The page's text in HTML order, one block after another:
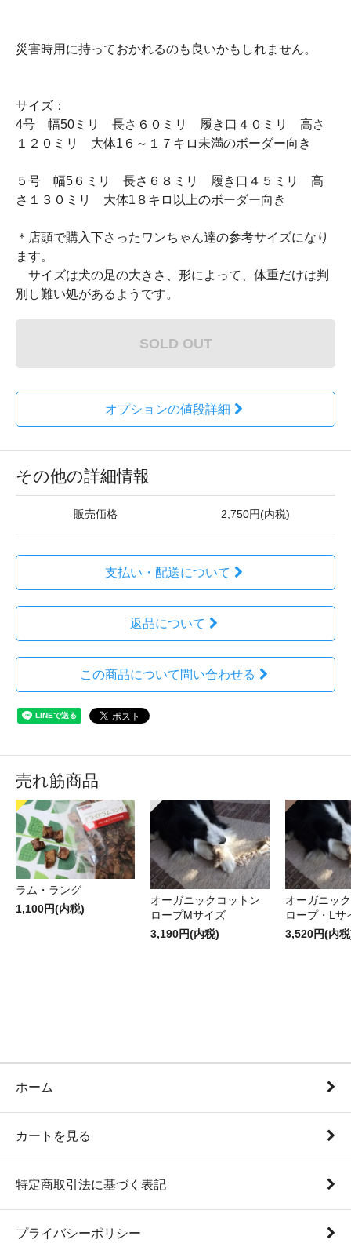
災害時用に持っておかれるのも良いかもしれません。
サイズ：
4号 幅50ミリ 長さ６０ミリ 履き口４０ミリ 高さ
１２０ミリ 大体1６～１７キロ未満のボーダー向き
５号 幅5６ミリ 長さ６８ミリ 履き口４５ミリ 高
さ１３０ミリ 大体1８キロ以上のボーダー向き
＊店頭で購入下さったワンちゃん達の参考サイズになり
ます。
サイズは犬の足の大きさ、形によって、体重だけは判
別し難い処があるようです。
SOLD OUT
オプションの値段詳細
その他の詳細情報
販売価格 2,750円(内税)
支払い・配送について
返品について
この商品について問い合わせる
売れ筋商品
ラム・ラング
1,100円(内税)
オーガニックコットン
ロープMサイズ
3,190円(内税)
オーガニッ
ロープ・Lサ
3,520円(内
ホーム
カートを見る
特定商取引法に基づく表記
プライバシーポリシー